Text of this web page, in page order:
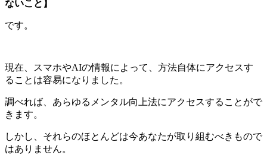
ないこと】
です。
現在、スマホやAIの情報によって、方法自体にアクセスす
ることは容易になりました。
調べれば、あらゆるメンタル向上法にアクセスすることがで
きます。
しかし、それらのほとんどは今あなたが取り組むべきもので
はありません。